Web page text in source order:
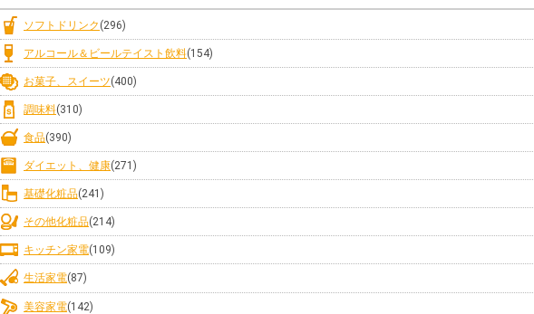
ソフトドリンク (296)
アルコール＆ビールテイスト飲料(154)
お菓子、スイーツ(400)
調味料(310)
食品(390)
ダイエット、健康(271)
基礎化粧品(241)
その他化粧品(214)
キッチン家電(109)
生活家電(87)
美容家電(142)